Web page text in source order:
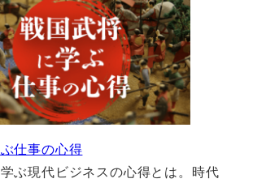
仕事の心得
ぶ現代ビジネスの心得とは。時代